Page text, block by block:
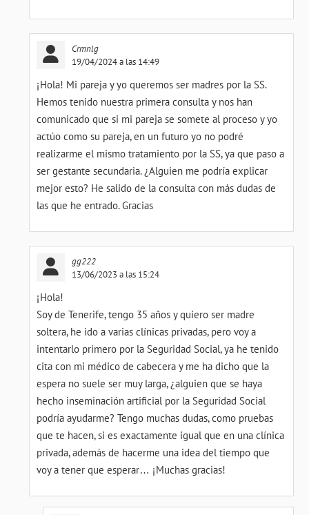
Crmnlg
19/04/2024 a las 14:49
¡Hola! Mi pareja y yo queremos ser madres por la SS.
Hemos tenido nuestra primera consulta y nos han
comunicado que si mi pareja se somete al proceso y yo
actúo como su pareja, en un futuro yo no podré
realizarme el mismo tratamiento por la SS, ya que paso a
ser gestante secundaria. ¿Alguien me podría explicar
mejor esto? He salido de la consulta con más dudas de
las que he entrado. Gracias
gg222
13/06/2023 a las 15:24
¡Hola!
Soy de Tenerife, tengo 35 años y quiero ser madre
soltera, he ido a varias clínicas privadas, pero voy a
intentarlo primero por la Seguridad Social, ya he tenido
cita con mi médico de cabecera y me ha dicho que la
espera no suele ser muy larga, ¿alguien que se haya
hecho inseminación artificial por la Seguridad Social
podría ayudarme? Tengo muchas dudas, como pruebas
que te hacen, si es exactamente igual que en una clínica
privada, además de hacerme una idea del tiempo que
voy a tener que esperar… ¡Muchas gracias!